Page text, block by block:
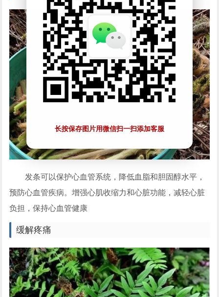
长按保存图片用微信扫一扫添加客服
发条可以保护心血管系统，降低血脂和胆固醇水平，
预防心血管疾病。增强心肌收缩力和心脏功能，减轻心脏
负担，保持心血管健康
缓解疼痛